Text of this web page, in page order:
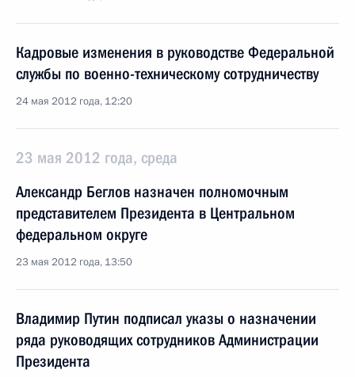
Кадровые изменения в руководстве Федеральной
службы по военно-техническому сотрудничеству
24 мая 2012 года, 12:20
23 мая 2012 года, среда
Александр Беглов назначен полномочным
представителем Президента в Центральном
федеральном округе
23 мая 2012 года, 13:50
Владимир Путин подписал указы о назначении
ряда руководящих сотрудников Администрации
Президента